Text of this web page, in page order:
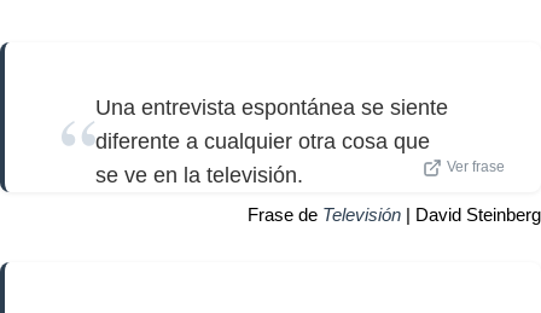
Una entrevista espontánea se siente
diferente a cualquier otra cosa que
se ve en la televisión.
Ver frase
Frase de Televisión | David Steinberg